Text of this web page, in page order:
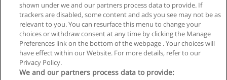
Solicita información
shown under we and our partners process data to provide. If
trackers are disabled, some content and ads you see may not be as
relevant to you. You can resurface this menu to change your
choices or withdraw consent at any time by clicking the Manage
Preferences link on the bottom of the webpage . Your choices will
have effect within our Website. For more details, refer to our
Privacy Policy.
We and our partners process data to provide: